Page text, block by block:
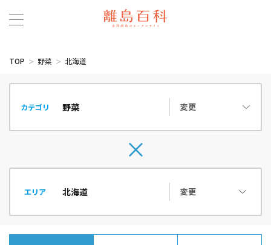
TOP 野菜 北海道
カテゴリ 変更
エリア 変更